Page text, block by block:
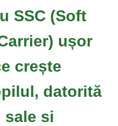
SSC (Soft
ușor
crește
datorită
si